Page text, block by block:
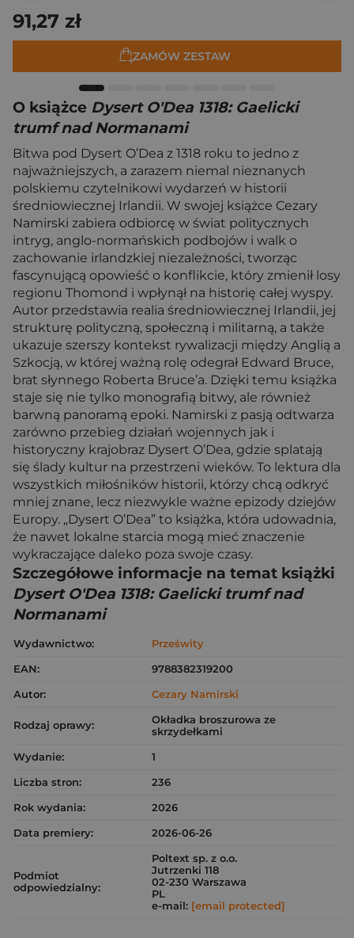
91,27 zł
ZAMÓW ZESTAW
O książce Dysert O'Dea 1318: Gaelicki
trumf nad Normanami
Bitwa pod Dysert O’Dea z 1318 roku to jedno z
najważniejszych, a zarazem niemal nieznanych
polskiemu czytelnikowi wydarzeń w historii
średniowiecznej Irlandii. W swojej książce Cezary
Namirski zabiera odbiorcę w świat politycznych
intryg, anglo-normańskich podbojów i walk o
zachowanie irlandzkiej niezależności, tworząc
fascynującą opowieść o konflikcie, który zmienił losy
regionu Thomond i wpłynął na historię całej wyspy.
Autor przedstawia realia średniowiecznej Irlandii, jej
strukturę polityczną, społeczną i militarną, a także
ukazuje szerszy kontekst rywalizacji między Anglią a
Szkocją, w której ważną rolę odegrał Edward Bruce,
brat słynnego Roberta Bruce’a. Dzięki temu książka
staje się nie tylko monografią bitwy, ale również
barwną panoramą epoki. Namirski z pasją odtwarza
zarówno przebieg działań wojennych jak i
historyczny krajobraz Dysert O’Dea, gdzie splatają
się ślady kultur na przestrzeni wieków. To lektura dla
wszystkich miłośników historii, którzy chcą odkryć
mniej znane, lecz niezwykle ważne epizody dziejów
Europy. „Dysert O’Dea” to książka, która udowadnia,
że nawet lokalne starcia mogą mieć znaczenie
wykraczające daleko poza swoje czasy.
Szczegółowe informacje na temat książki
Dysert O'Dea 1318: Gaelicki trumf nad
Normanami
Wydawnictwo:
Prześwity
EAN:
9788382319200
Autor:
Cezary Namirski
Rodzaj oprawy:
Okładka broszurowa ze
skrzydełkami
Wydanie:
1
Liczba stron:
236
Rok wydania:
2026
Data premiery:
2026-06-26
Podmiot
odpowiedzialny:
Poltext sp. z o.o.
Jutrzenki 118
02-230 Warszawa
PL
e-mail: [email protected]